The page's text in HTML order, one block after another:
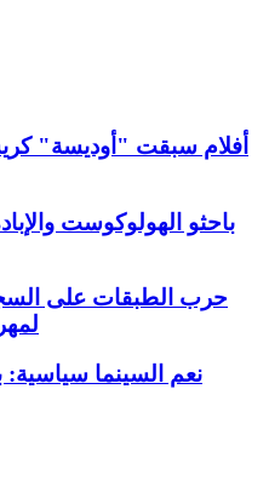
باحثو الهولوكوست
حرب الطبقات على
نعم السينما سياسية: